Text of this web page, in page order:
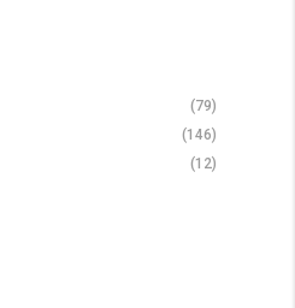
(79)
(146)
(12)